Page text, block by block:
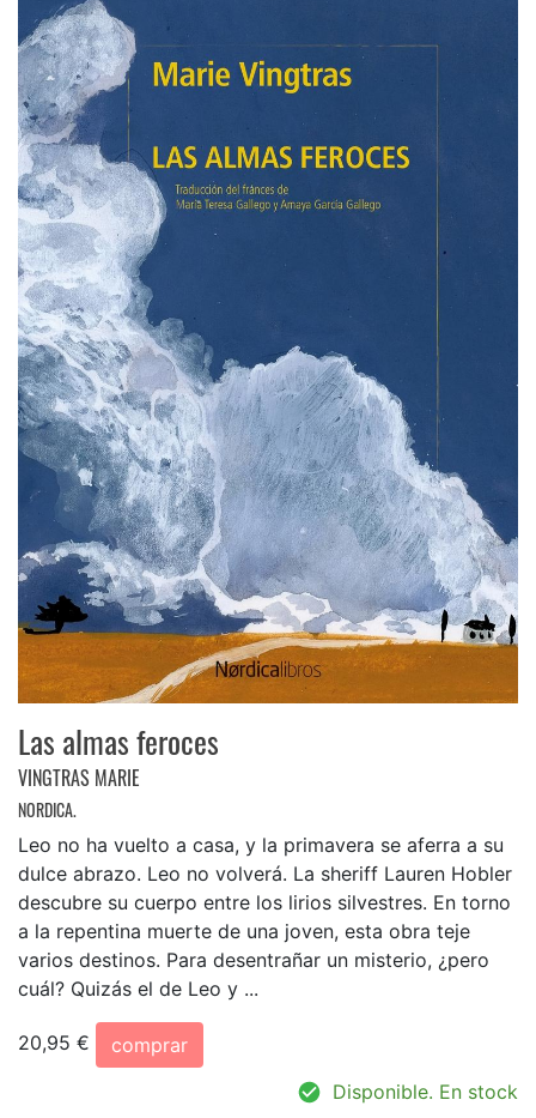
Las almas feroces
VINGTRAS MARIE
NORDICA.
Leo no ha vuelto a casa, y la primavera se aferra a su
dulce abrazo. Leo no volverá. La sheriff Lauren Hobler
descubre su cuerpo entre los lirios silvestres. En torno
a la repentina muerte de una joven, esta obra teje
varios destinos. Para desentrañar un misterio, ¿pero
cuál? Quizás el de Leo y ...
20,95 €
comprar
Disponible. En stock